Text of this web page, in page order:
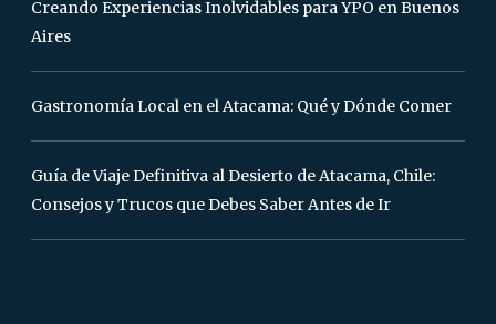
Creando Experiencias Inolvidables para YPO en Buenos
Aires
Gastronomía Local en el Atacama: Qué y Dónde Comer
Guía de Viaje Definitiva al Desierto de Atacama, Chile:
Consejos y Trucos que Debes Saber Antes de Ir